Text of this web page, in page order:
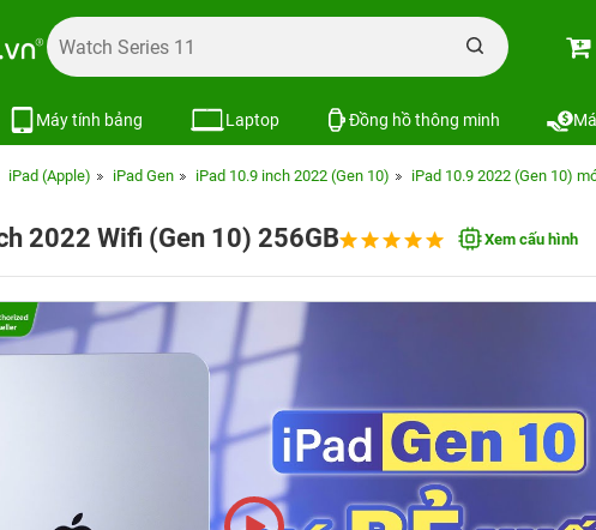
Máy tính bảng Laptop Đồng hồ thông minh
iPad (Apple) iPad Gen iPad 10.9 inch 2022 (Gen 10) iPad 10.9 2022 (Gen 10)
2022 Wifi (Gen 10) 256GB Xem cấu hình